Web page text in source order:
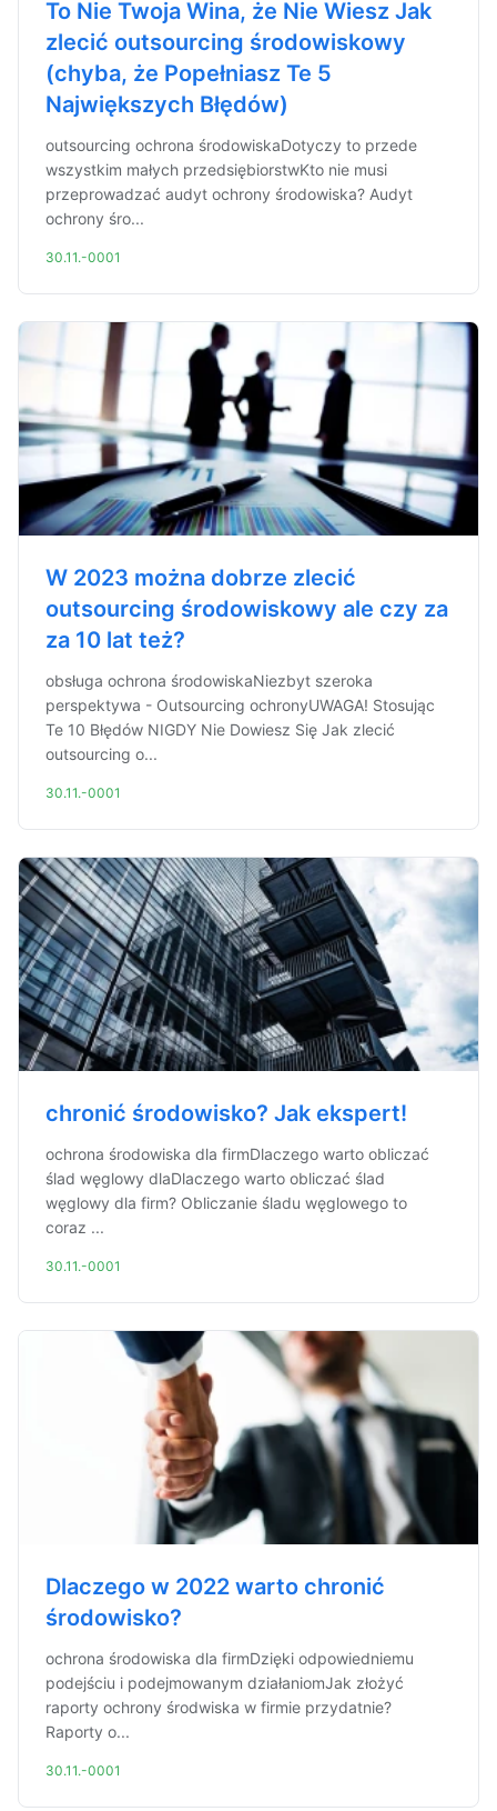
To Nie Twoja Wina, że Nie Wiesz Jak
zlecić outsourcing środowiskowy
(chyba, że Popełniasz Te 5
Największych Błędów)
outsourcing ochrona środowiskaDotyczy to przede
wszystkim małych przedsiębiorstwKto nie musi
przeprowadzać audyt ochrony środowiska? Audyt
ochrony śro...
30.11.-0001
W 2023 można dobrze zlecić
outsourcing środowiskowy ale czy za
za 10 lat też?
obsługa ochrona środowiskaNiezbyt szeroka
perspektywa - Outsourcing ochronyUWAGA! Stosując
Te 10 Błędów NIGDY Nie Dowiesz Się Jak zlecić
outsourcing o...
30.11.-0001
chronić środowisko? Jak ekspert!
ochrona środowiska dla firmDlaczego warto obliczać
ślad węglowy dlaDlaczego warto obliczać ślad
węglowy dla firm? Obliczanie śladu węglowego to
coraz ...
30.11.-0001
Dlaczego w 2022 warto chronić
środowisko?
ochrona środowiska dla firmDzięki odpowiedniemu
podejściu i podejmowanym działaniomJak złożyć
raporty ochrony środwiska w firmie przydatnie?
Raporty o...
30.11.-0001